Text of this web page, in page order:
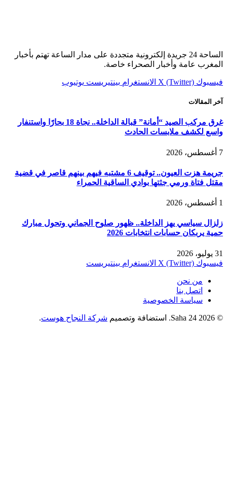
الساحة 24 جريدة إلكترونية متجددة على مدار الساعة تهتم بأخبار
المغرب عامة وأخبار الصحراء خاصة.
فيسبوك X (Twitter) الانستغرام بينتيريست يوتيوب
آخر المقالات
غرق مركب الصيد “أمانة” قبالة الداخلة.. نجاة 18 بحارًا واستنفار
واسع لكشف ملابسات الحادث
7 أغسطس، 2026
جريمة هزت العيون.. توقيف 6 مشتبه فيهم بينهم قاصر في قضية
مقتل فتاة ورمي جثتها بوادي الساقية الحمراء
1 أغسطس، 2026
زلزال سياسي يهز الداخلة.. ظهور صلوح الجماني وتحول مبارك
حمية يربكان حسابات انتخابات 2026
31 يوليو، 2026
فيسبوك X (Twitter) الانستغرام بينتيريست
من نحن
اتصل بنا
سياسة الخصوصية
© 2026 Saha 24. استضافة وتصميم شركة النجاح هوست.